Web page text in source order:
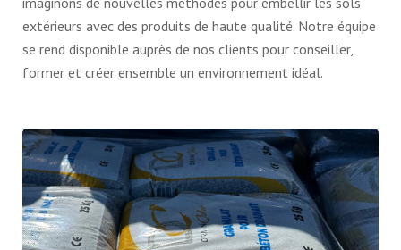
extérieurs avec des produits de haute qualité. Notre équipe
se rend disponible auprès de nos clients pour conseiller,
former et créer ensemble un environnement idéal.